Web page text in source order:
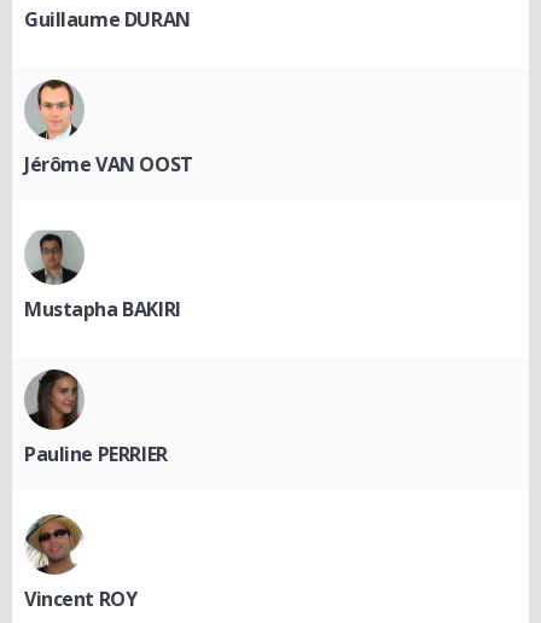
Guillaume DURAN
Jérôme VAN OOST
Mustapha BAKIRI
Pauline PERRIER
Vincent ROY